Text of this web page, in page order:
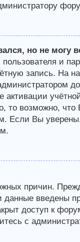
но не могу
и
запись. На
активации
то возможно,
Если Вы
причин.
данные введены
доступ к
с